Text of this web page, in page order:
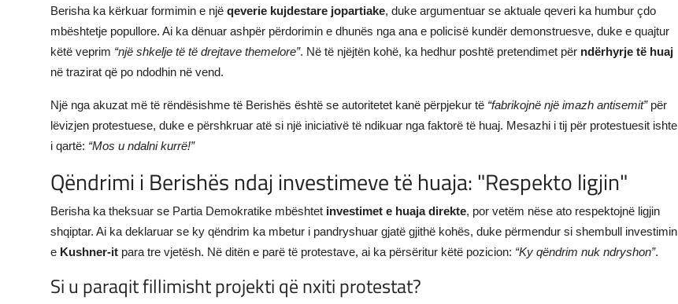
Berisha ka kërkuar formimin e një qeverie kujdestare jopartiake, duke argumentuar se aktuale qeveri ka humbur çdo
mbështetje popullore. Ai ka dënuar ashpër përdorimin e dhunës nga ana e policisë kundër demonstruesve, duke e quajtur
këtë veprim “një shkelje të të drejtave themelore”. Në të njëjtën kohë, ka hedhur poshtë pretendimet për ndërhyrje të huaj
në trazirat që po ndodhin në vend.
Një nga akuzat më të rëndësishme të Berishës është se autoritetet kanë përpjekur të “fabrikojnë një imazh antisemit”për
lëvizjen protestuese, duke e përshkruar atë si një iniciativë të ndikuar nga faktorë të huaj. Mesazhi i tij për protestuesit ishte
i qartë: “Mos u ndalni kurrë!”
Qëndrimi i Berishës ndaj investimeve të huaja: "Respekto ligjin"
Berisha ka theksuar se Partia Demokratike mbështet investimet e huaja direkte, por vetëm nëse ato respektojnë ligjin
shqiptar. Ai ka deklaruar se ky qëndrim ka mbetur i pandryshuar gjatë gjithë kohës, duke përmendur si shembull investimin
e Kushner-it para tre vjetësh. Në ditën e parë të protestave, ai ka përsëritur këtë pozicion: “Ky qëndrim nuk ndryshon”.
Si u paraqit fillimisht projekti që nxiti protestat?